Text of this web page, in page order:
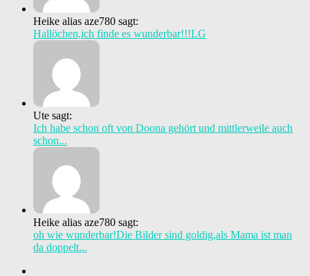
Heike alias aze780 sagt:
Hallöchen,ich finde es wunderbar!!!LG
Ute sagt:
Ich habe schon oft von Doona gehört und mittlerweile auch
schon...
Heike alias aze780 sagt:
oh wie wunderbar!Die Bilder sind goldig,als Mama ist man
da doppelt...